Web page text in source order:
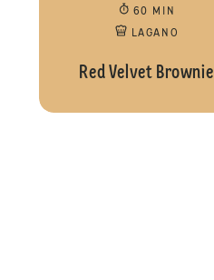
60 MIN
LAGANO
Red Velvet Brownie